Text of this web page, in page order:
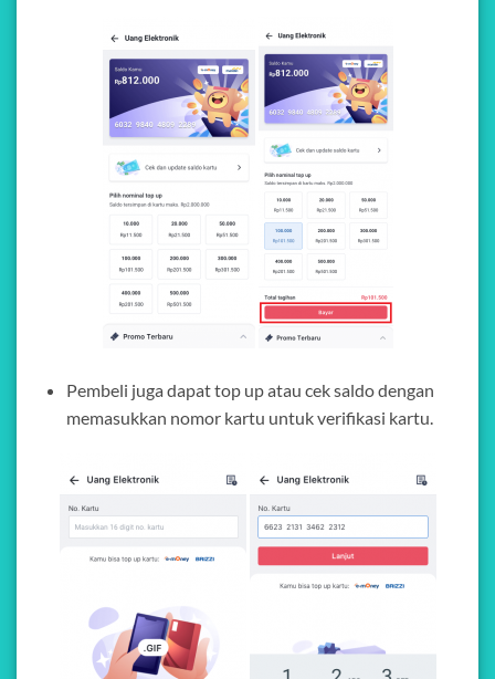
Pembeli juga dapat top up atau cek saldo dengan
memasukkan nomor kartu untuk verifikasi kartu.